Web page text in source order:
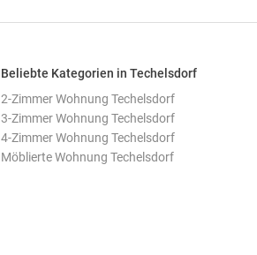
Beliebte Kategorien in Techelsdorf
2-Zimmer Wohnung Techelsdorf
3-Zimmer Wohnung Techelsdorf
4-Zimmer Wohnung Techelsdorf
Möblierte Wohnung Techelsdorf